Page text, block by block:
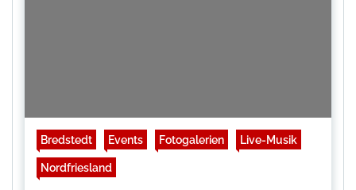
Bredstedt Events Fotogalerien Live-Musik
Nordfriesland